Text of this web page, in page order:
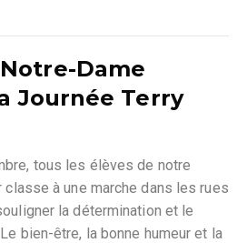
Dame
Journée Terry
tous les élèves de notre
à une marche dans les rues
la détermination et le
bien-être, la bonne humeur et la